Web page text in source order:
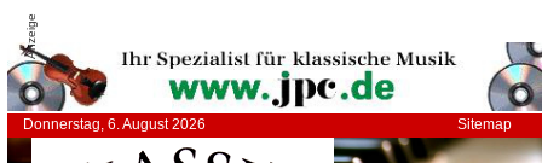
Anzeige
Donnerstag, 6. August 2026 Sitemap